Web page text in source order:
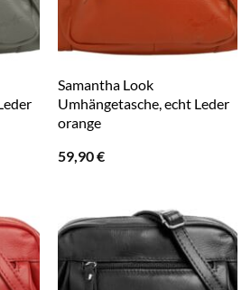
Samantha Look
Umhängetasche, echt Leder
orange
59,90€